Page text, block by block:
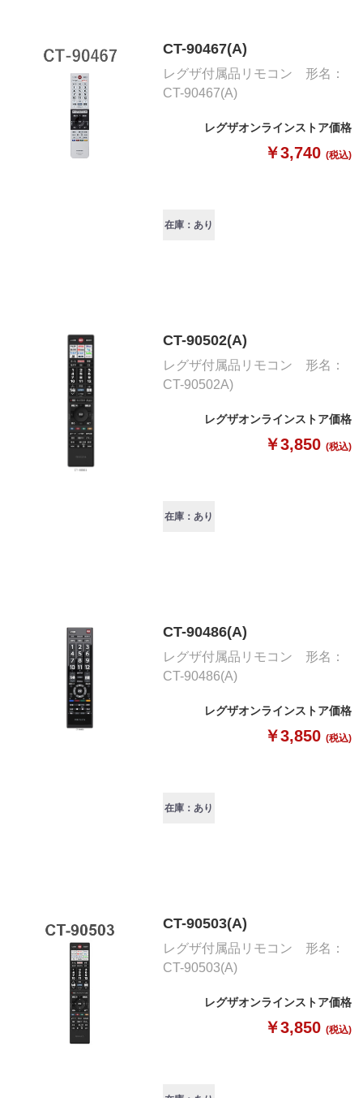
CT-90467(A)
レグザ付属品リモコン 形名：
CT-90467(A)
レグザオンラインストア価格
￥3,740 (税込)
在庫：あり
CT-90502(A)
レグザ付属品リモコン 形名：
CT-90502A)
レグザオンラインストア価格
￥3,850 (税込)
在庫：あり
CT-90486(A)
レグザ付属品リモコン 形名：
CT-90486(A)
レグザオンラインストア価格
￥3,850 (税込)
在庫：あり
CT-90503(A)
レグザ付属品リモコン 形名：
CT-90503(A)
レグザオンラインストア価格
￥3,850 (税込)